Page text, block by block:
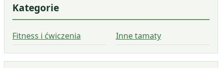
Kategorie
Fitness i ćwiczenia Inne tamaty